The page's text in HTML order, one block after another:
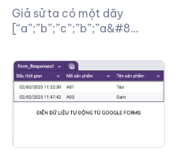
Giả sử ta có một dãy
[“a”;”b”;”c”;”b”;”a&#8…